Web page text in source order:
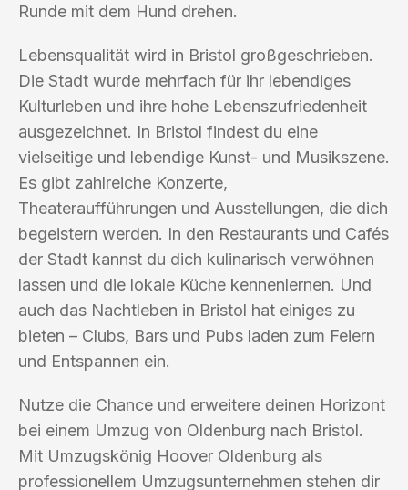
Runde mit dem Hund drehen.
Lebensqualität wird in Bristol großgeschrieben.
Die Stadt wurde mehrfach für ihr lebendiges
Kulturleben und ihre hohe Lebenszufriedenheit
ausgezeichnet. In Bristol findest du eine
vielseitige und lebendige Kunst- und Musikszene.
Es gibt zahlreiche Konzerte,
Theateraufführungen und Ausstellungen, die dich
begeistern werden. In den Restaurants und Cafés
der Stadt kannst du dich kulinarisch verwöhnen
lassen und die lokale Küche kennenlernen. Und
auch das Nachtleben in Bristol hat einiges zu
bieten – Clubs, Bars und Pubs laden zum Feiern
und Entspannen ein.
Nutze die Chance und erweitere deinen Horizont
bei einem Umzug von Oldenburg nach Bristol.
Mit Umzugskönig Hoover Oldenburg als
professionellem Umzugsunternehmen stehen dir